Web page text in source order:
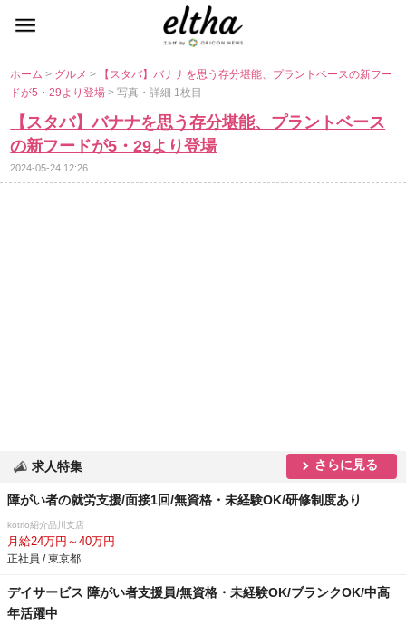
ホーム> グルメ>
【スタバ】バナナを思う存分堪能、プラントベースの新フー
ドが5・29より登場> 写真・詳細 1枚目
【スタバ】バナナを思う存分堪能、プラントベース
の新フードが5・29より登場
2024-05-24 12:26
求人特集 さらに見る
障がい者の就労支援/面接1回/無資格・未経験OK/研修制度あり
kotrio紹介品川支店
月給24万円～40万円
正社員 / 東京都
デイサービス 障がい者支援員/無資格・未経験OK/ブランクOK/中高
年活躍中